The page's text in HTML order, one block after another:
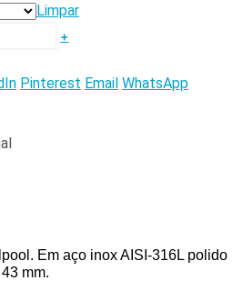
Limpar
+
Pinterest Email WhatsApp
Em aço inox AISI-316L polido
mm.